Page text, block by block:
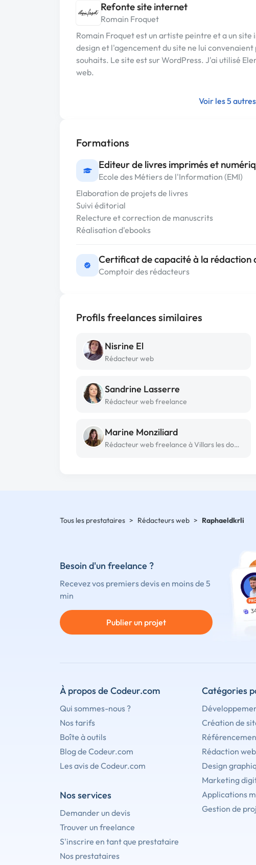
Refonte site internet
Romain Froquet
Romain Froquet est un artiste peintre et a un
design et l'agencement du site ne lui
souhaits. Le site est sur WordPress. J'ai utilisé
web.
Voir les 5
Formations
Editeur de livres imprimés et
Ecole des Métiers de l'Information (EMI)
Elaboration de projets de livres
Suivi éditorial
Relecture et correction de manuscrits
Réalisation d'ebooks
Certificat de capacité à la rédaction
Comptoir des rédacteurs
Profils freelances similaires
Nisrine El
Rédacteur web
Sandrine Lasserre
Rédacteur web freelance
Marine Monziliard
Rédacteur web freelance à Villars les dombes
Tous les prestataires > Rédacteurs web > Raphaeldkrli
Besoin d'un freelance ?
Recevez vos premiers devis en moins de 5
min
Publier un projet
À propos de Codeur.com
Qui sommes-nous ?
Nos tarifs
Boîte à outils
Blog de Codeur.com
Les avis de Codeur.com
Nos services
Demander un devis
Trouver un freelance
S'inscrire en tant que prestataire
Nos prestataires
Catégories
Création de
Rédaction web
Design
Marketing
Applications
Gestion de